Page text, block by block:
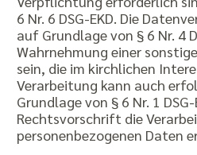
6 Nr. 6 DSG-EKD. Die
auf Grundlage von § 6 Nr. 4
Wahrnehmung einer
sein, die im kirchlichen
Verarbeitung kann auch
Grundlage von § 6 Nr. 1 DSG-
Rechtsvorschrift die
personenbezogenen Daten